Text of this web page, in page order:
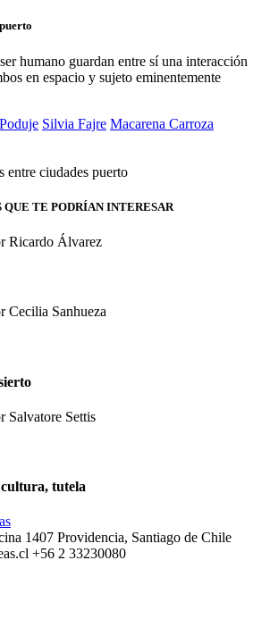
humano guardan entre sí una interacción
en espacio y sujeto eminentemente
Silvia Fajre Macarena Carroza
QUE TE PODRÍAN INTERESAR
tutela
1407 Providencia, Santiago de Chile
+56 2 33230080